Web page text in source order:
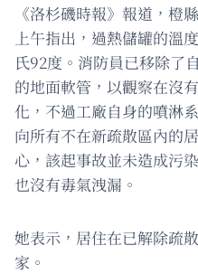
《洛杉磯時報》報道，橙
上午指出，過熱儲罐的溫
氏92度。消防員已移除了
的地面軟管，以觀察在沒
化，不過工廠自身的噴淋
向所有不在新疏散區內的
心，該起事故並未造成污
也沒有毒氣洩漏。
她表示，居住在已解除疏
家。